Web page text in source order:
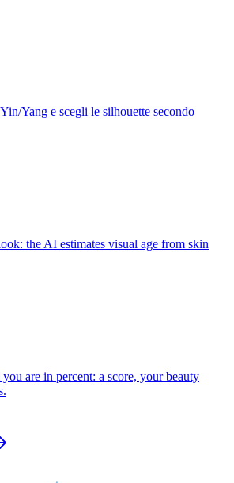
Yang e scegli le silhouette secondo
the AI estimates visual age from skin
are in percent: a score, your beauty